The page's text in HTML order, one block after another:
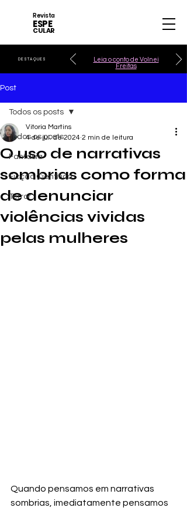
Revista
ESPE
CULAR
DESTAQUES
Leia o conto de Volnei
Freitas
Post
Todos os posts
Fantasia
Ficção Científica
Terror
Todos os posts
O uso de narrativas
sombrias como forma
de denunciar
violências vividas
pelas mulheres
Vitoria Martins
4 de jul. de 2024 2 min de leitura
Quando pensamos em narrativas
sombrias, imediatamente pensamos